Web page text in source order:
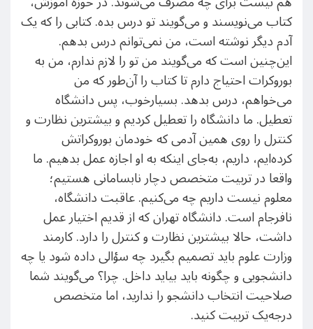
کتاب می‌نویسند و می‌گویند تو درس بده. کتابی را که یک
آدم دیگر نوشته است، من نمی‌توانم درس بدهم.
این‌چنین است که می‌گویند من تو را لازم ندارم، من به
بوروکرات احتیاج دارم تا کتاب را آن‌طور که من
می‌خواهم، درس بدهد. بسیارخوب، پس دانشگاه
تعطیل. ما دانشگاه را تعطیل کردیم و بیشترین نظارت و
کنترل را روی همین آدمی که خودمان بوروکراتش
کرده‌ایم، داریم، به‌جای اینکه به او اجازه عمل بدهیم. ما
واقعا در تربیت متخصص دچار نابسامانی هستیم؛
معلوم نیست داریم چه می‌کنیم. عاقبت دانشگاه،
نافرجام است. دانشگاه تهران که از قدیم اختیار عمل
داشت، حالا بیشترین نظارت و کنترل را دارد. کارمند
وزارت علوم باید تصمیم بگیرد چه سؤالی داده شود یا چه
دانشجویی و چگونه باید بیاید داخل. چرا؟ می‌گویند شما
صلاحیت انتخاب دانشجو را ندارید، اما متخصص
درجه‌یک تربیت کنید.